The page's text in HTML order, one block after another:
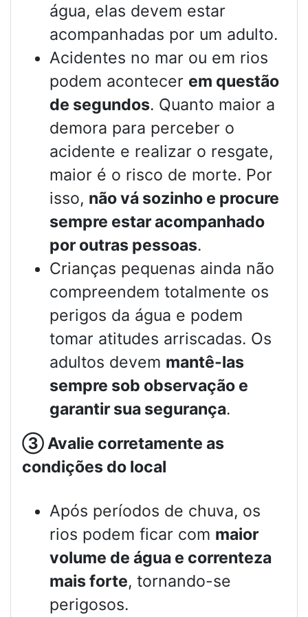
água, elas devem estar
acompanhadas por um adulto.
Acidentes no mar ou em rios
podem acontecer em questão
de segundos. Quanto maior a
demora para perceber o
acidente e realizar o resgate,
maior é o risco de morte. Por
isso, não vá sozinho e procure
sempre estar acompanhado
por outras pessoas.
Crianças pequenas ainda não
compreendem totalmente os
perigos da água e podem
tomar atitudes arriscadas. Os
adultos devem mantê-las
sempre sob observação e
garantir sua segurança.
③Avalie corretamente as
condições do local
Após períodos de chuva, os
rios podem ficar com maior
volume de água e correnteza
mais forte, tornando-se
perigosos.